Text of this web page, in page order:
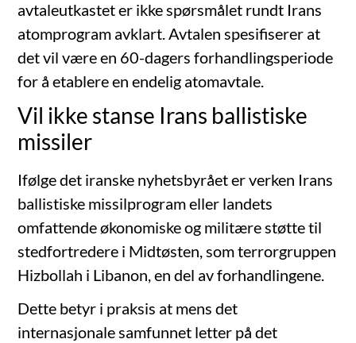
avtaleutkastet er ikke spørsmålet rundt Irans
atomprogram avklart. Avtalen spesifiserer at
det vil være en 60-dagers forhandlingsperiode
for å etablere en endelig atomavtale.
Vil ikke stanse Irans ballistiske
missiler
Ifølge det iranske nyhetsbyrået er verken Irans
ballistiske missilprogram eller landets
omfattende økonomiske og militære støtte til
stedfortredere i Midtøsten, som terrorgruppen
Hizbollah i Libanon, en del av forhandlingene.
Dette betyr i praksis at mens det
internasjonale samfunnet letter på det